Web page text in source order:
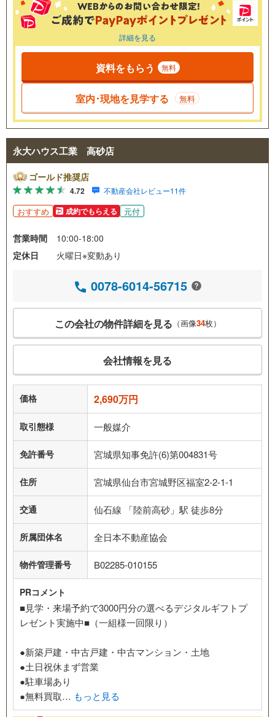
詳細を見る
資料をもらう 無料
室内･現地を見学する 無料
永大ハウス工業 高砂店
ゴールド推奨店
4.72 不動産会社レビュー11件
おすすめ 成約でもらえる 元付
営業時間
10:00-18:00
定休日
火曜日※変動あり
0078-6014-56715
この会社の物件詳細を見る （画像34枚）
会社情報を見る
価格 2,690万円
取引態様 一般媒介
免許番号 宮城県知事免許(6)第004831号
住所 宮城県仙台市宮城野区福室2-2-1-1
交通 仙石線 「陸前高砂」駅 徒歩8分
所属団体名 全日本不動産協会
物件管理番号 B02285-010155
PRコメント
■見学・来場予約で3000円分の選べるデジタルギフトプ
レゼント実施中■（一組様一回限り）
●新築戸建・中古戸建・中古マンション・土地
●土日祝休まず営業
●駐車場あり
●無料買取… もっと見る